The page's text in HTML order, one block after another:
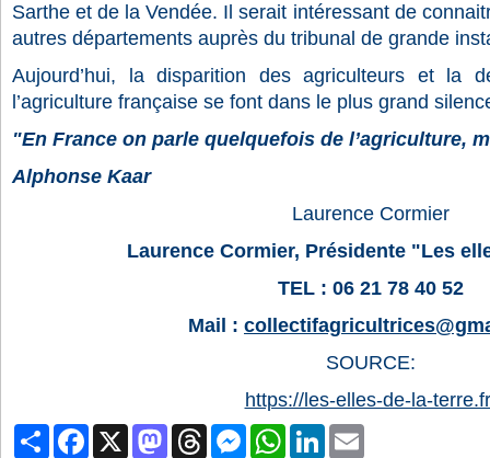
Sarthe et de la Vendée. Il serait intéressant de
autres départements auprès du tribunal de grande
Aujourd’hui, la disparition des agriculteurs et la
l’agriculture française se font dans le plus grand
"En France on parle quelquefois de l’agriculture,
Alphonse Kaar
Laurence Cormier
Laurence Cormier, Présidente "Les
TEL : 06 21 78 40 52
Mail :
SOURCE:
https://les-elles-de-la-
PartagerFacebook MastodonThreads MessengerWhatsAppLinkedIn